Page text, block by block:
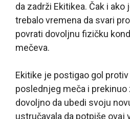
da zadrži Ekitikea. Čak i
trebalo vremena da svari
povrati dovoljnu fizičku
mečeva.
Ekitike je postigao gol
poslednjeg meča i
dovoljno da ubedi svoju
ustručavala da potpiše ovaj